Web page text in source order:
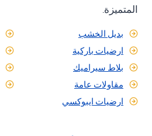
المتميزة.
بديل الخشب
ارضيات باركية
بلاط سيراميك
مقاولات عامة
ارضيات ايبوكسي